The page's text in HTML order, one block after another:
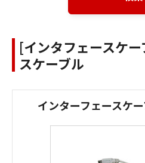
[インタフェースケ
スケーブル
インターフェースケ